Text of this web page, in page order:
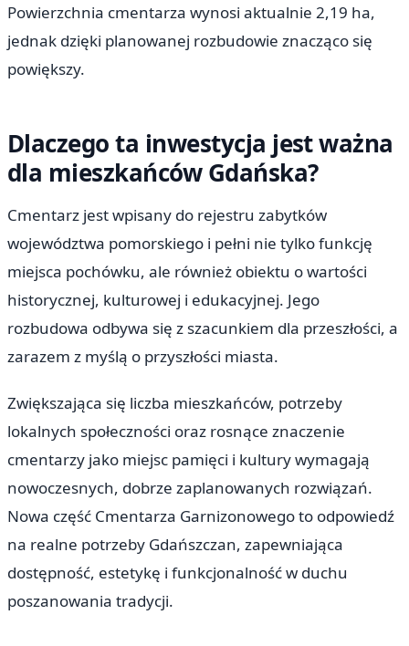
Powierzchnia cmentarza wynosi aktualnie 2,19 ha,
jednak dzięki planowanej rozbudowie znacząco się
powiększy.
Dlaczego ta inwestycja jest ważna
dla mieszkańców Gdańska?
Cmentarz jest wpisany do rejestru zabytków
województwa pomorskiego i pełni nie tylko funkcję
miejsca pochówku, ale również obiektu o wartości
historycznej, kulturowej i edukacyjnej. Jego
rozbudowa odbywa się z szacunkiem dla przeszłości, a
zarazem z myślą o przyszłości miasta.
Zwiększająca się liczba mieszkańców, potrzeby
lokalnych społeczności oraz rosnące znaczenie
cmentarzy jako miejsc pamięci i kultury wymagają
nowoczesnych, dobrze zaplanowanych rozwiązań.
Nowa część Cmentarza Garnizonowego to odpowiedź
na realne potrzeby Gdańszczan, zapewniająca
dostępność, estetykę i funkcjonalność w duchu
poszanowania tradycji.